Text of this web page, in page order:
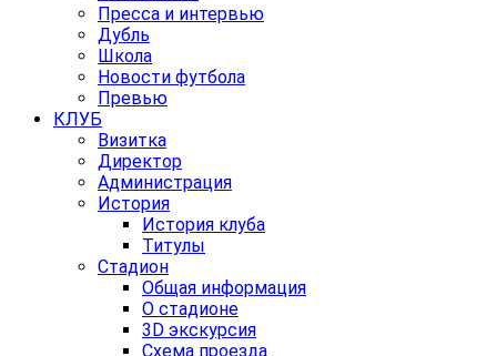
Пресса и интервью
Дубль
Школа
Новости футбола
Превью
КЛУБ
Визитка
Директор
Администрация
История
История клуба
Титулы
Стадион
Общая информация
О стадионе
3D экскурсия
Схема проезда